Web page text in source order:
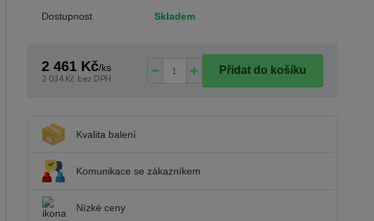
Dostupnost Skladem
2 461 Kč/ks
2 034 Kč bez DPH
Přidat do košíku
Kvalita balení
Komunikace se zákazníkem
Nízké ceny